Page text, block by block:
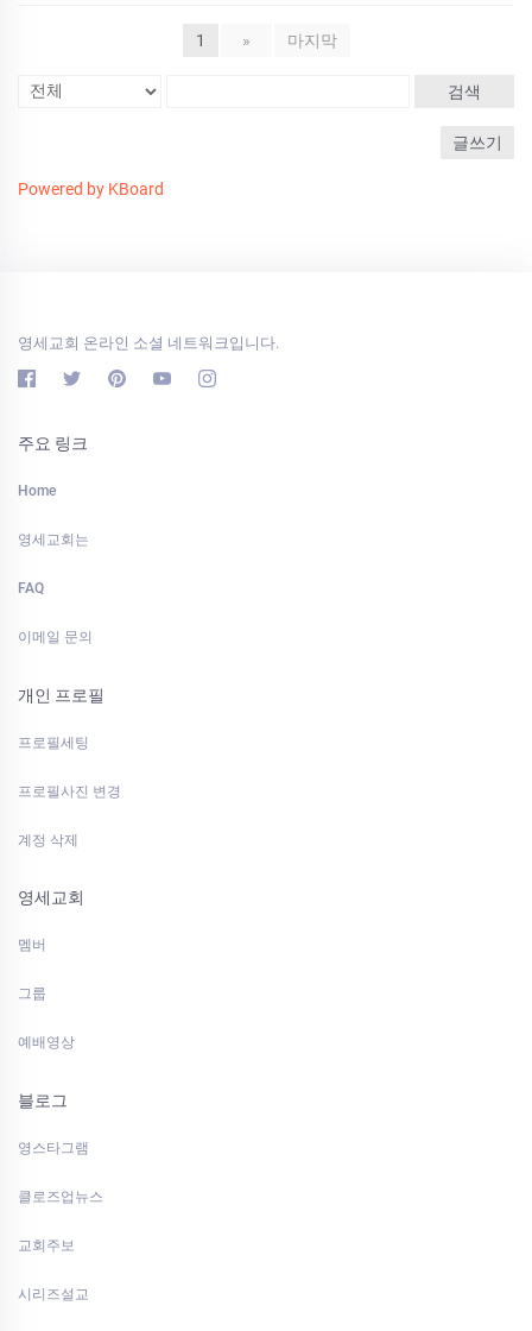
1 » 마지막
검색
글쓰기
Powered by KBoard
영세교회 온라인 소셜 네트워크입니다.
주요 링크
Home
영세교회는
FAQ
이메일 문의
개인 프로필
프로필세팅
프로필사진 변경
계정 삭제
영세교회
멤버
그룹
예배영상
블로그
영스타그램
클로즈업뉴스
교회주보
시리즈설교